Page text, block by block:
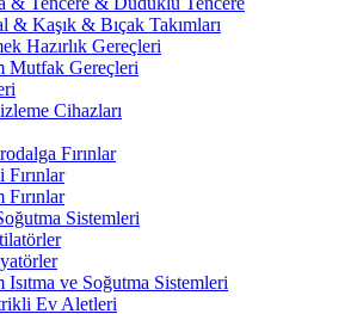
& Kaşık & Bıçak Takımları
Hazırlık Gereçleri
Mutfak Gereçleri
Cihazları
Fırınlar
Fırınlar
Sistemleri
Isıtma ve Soğutma Sistemleri
Ev Aletleri